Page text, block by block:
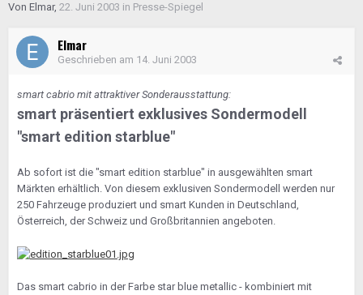
Von Elmar, 22. Juni 2003 in Presse-Spiegel
Elmar
Geschrieben am 14. Juni 2003
smart cabrio mit attraktiver Sonderausstattung:
smart präsentiert exklusives Sondermodell
"smart edition starblue"
Ab sofort ist die "smart edition starblue" in ausgewählten smart
Märkten erhältlich. Von diesem exklusiven Sondermodell werden nur
250 Fahrzeuge produziert und smart Kunden in Deutschland,
Österreich, der Schweiz und Großbritannien angeboten.
Das smart cabrio in der Farbe star blue metallic - kombiniert mit